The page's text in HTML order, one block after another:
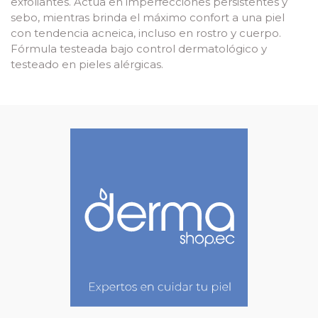
sebo, mientras brinda el máximo confort a una piel
con tendencia acneica, incluso en rostro y cuerpo.
Fórmula testeada bajo control dermatológico y
testeado en pieles alérgicas.